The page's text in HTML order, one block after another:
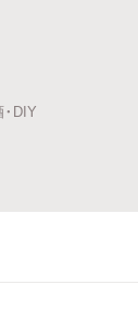
から探す
DIY